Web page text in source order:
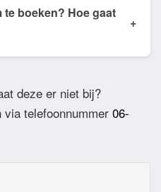
of stijlen jullie niet
daar dan rekening mee.
boeken? Hoe gaat
+
is. Wij vragen
Tegen die dat het
nog even contact
en de planning
zijn wij altijd bereikbaar
of de app.
deze er niet bij?
telefoonnummer 06-